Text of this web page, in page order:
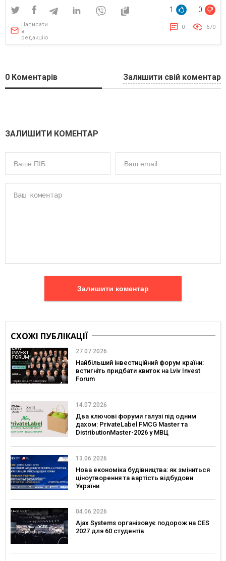
1 0
Написати
в
редакцію
0 670
0 Коментарів Залишити свій коментар
ЗАЛИШИТИ КОМЕНТАР
Залишити коментар
СХОЖІ ПУБЛІКАЦІЇ
27.07.2026
Найбільший інвестиційний форум країни:
встигніть придбати квиток на Lviv Invest
Forum
14.07.2026
Два ключові форуми галузі під одним
дахом: PrivateLabel FMCG Master та
DistributionMaster-2026 у МВЦ
13.06.2026
Нова економіка будівництва: як зміниться
ціноутворення та вартість відбудови
України
04.06.2026
Ajax Systems організовує подорож на CES
2027 для 60 студентів